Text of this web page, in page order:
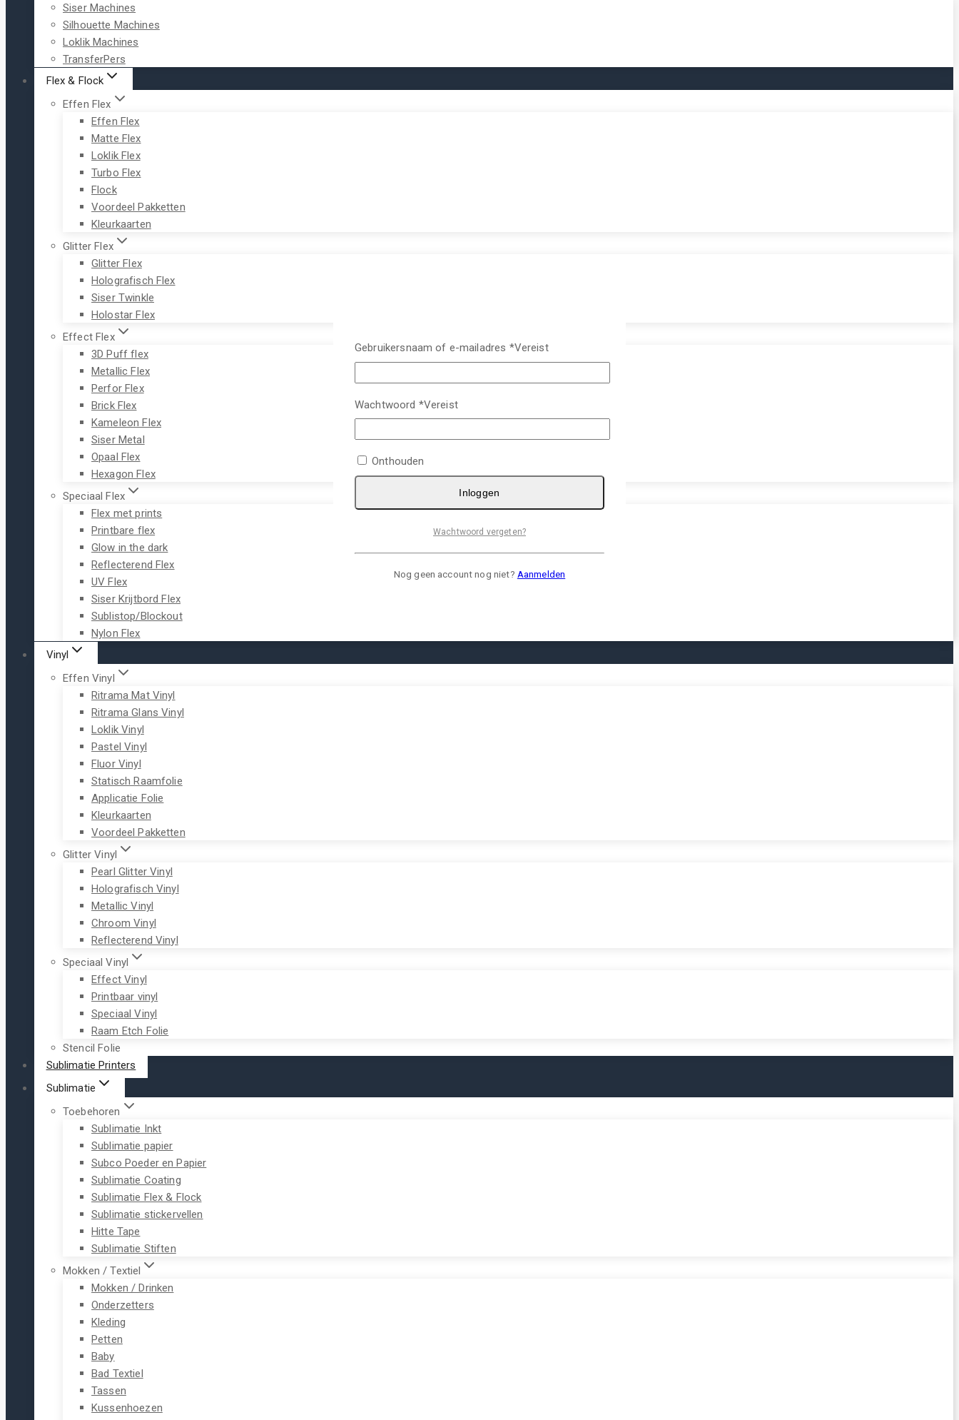
Siser Machines
Silhouette Machines
Loklik Machines
TransferPers
Flex & Flock
Effen Flex
Effen Flex
Matte Flex
Loklik Flex
Turbo Flex
Flock
Voordeel Pakketten
Kleurkaarten
Glitter Flex
Glitter Flex
Holografisch Flex
Siser Twinkle
Holostar Flex
Effect Flex
3D Puff flex
Metallic Flex
Perfor Flex
Brick Flex
Kameleon Flex
Siser Metal
Opaal Flex
Hexagon Flex
Speciaal Flex
Flex met prints
Printbare flex
Glow in the dark
Reflecterend Flex
UV Flex
Siser Krijtbord Flex
Sublistop/Blockout
Nylon Flex
Vinyl
Effen Vinyl
Ritrama Mat Vinyl
Ritrama Glans Vinyl
Loklik Vinyl
Pastel Vinyl
Fluor Vinyl
Statisch Raamfolie
Applicatie Folie
Kleurkaarten
Voordeel Pakketten
Glitter Vinyl
Pearl Glitter Vinyl
Holografisch Vinyl
Metallic Vinyl
Chroom Vinyl
Reflecterend Vinyl
Speciaal Vinyl
Effect Vinyl
Printbaar vinyl
Speciaal Vinyl
Raam Etch Folie
Stencil Folie
Sublimatie Printers
Sublimatie
Toebehoren
Sublimatie Inkt
Sublimatie papier
Subco Poeder en Papier
Sublimatie Coating
Sublimatie Flex & Flock
Sublimatie stickervellen
Hitte Tape
Sublimatie Stiften
Mokken / Textiel
Mokken / Drinken
Onderzetters
Kleding
Petten
Baby
Bad Textiel
Tassen
Kussenhoezen
Gebruikersnaam of e-mailadres *Vereist
Wachtwoord *Vereist
Onthouden
Inloggen
Wachtwoord vergeten?
Nog geen account nog niet? Aanmelden